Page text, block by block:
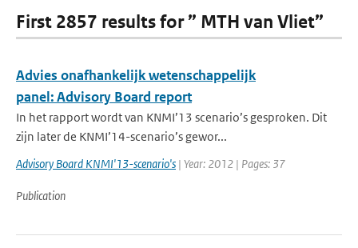
First 2857 results for ” MTH van Vliet”
Advies onafhankelijk wetenschappelijk
panel: Advisory Board report
In het rapport wordt van KNMI’13 scenario’s gesproken. Dit
zijn later de KNMI’14-scenario’s gewor...
Advisory Board KNMI'13-scenario's | Year: 2012 | Pages: 37
Publication